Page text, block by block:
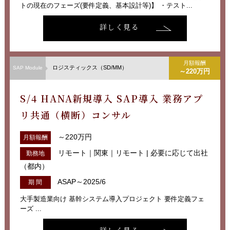
トの現在のフェーズ(要件定義、基本設計等)】 ・テスト...
詳しく見る
SAP Module ロジスティックス（SD/MM）
月額報酬
～220万円
S/4 HANA新規導入 SAP導入 業務アプ
リ共通（横断）コンサル
月額報酬 ～220万円
勤務地
リモート｜関東｜リモート | 必要に応じて出社
（都内）
期 間 ASAP～2025/6
大手製造業向け 基幹システム導入プロジェクト 要件定義フェ
ーズ ...